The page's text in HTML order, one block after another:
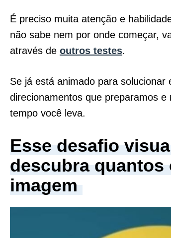
É preciso muita atenção e
não sabe nem por onde começar,
através de outros testes.
Se já está animado para
direcionamentos que preparamos
tempo você leva.
Esse desafio
descubra
imagem